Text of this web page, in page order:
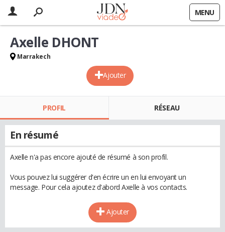
MENU
Ajouter
Axelle DHONT
Marrakech
PROFIL RÉSEAU
En résumé
Axelle n'a pas encore ajouté de résumé à son profil.
Vous pouvez lui suggérer d'en écrire un en lui envoyant un
message. Pour cela ajoutez d'abord Axelle à vos contacts.
Ajouter